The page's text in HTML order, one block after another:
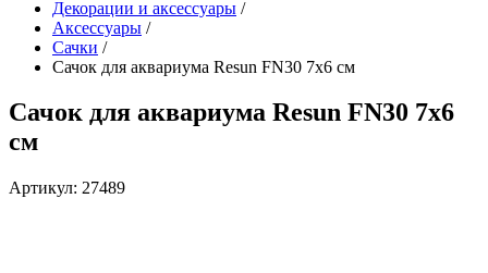
Декорации и аксессуары /
Аксессуары /
Сачки /
Сачок для аквариума Resun FN30 7х6 см
Сачок для аквариума Resun FN30 7х6
см
Артикул: 27489